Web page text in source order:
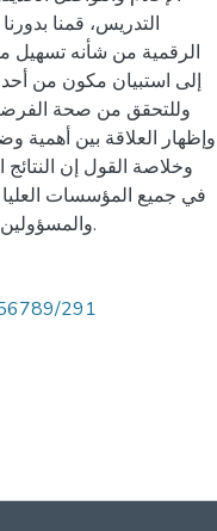
التدريس، قمنا
الرقمية من شأنه تسهيل
إلى استبيان مكون من
وللتحقق من صحة
وإظهار العلاقة بين أهمية
وخلاصة القول إن
في جميع المؤسسات
والمسؤولين عن مؤسساتها بسبب مشاكل الأجهزة أو المشاكل الفنية.
291